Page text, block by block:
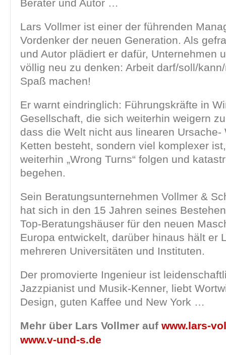
Berater und Autor …
Lars Vollmer ist einer der führenden
Vordenker der neuen Generation. Als
und Autor plädiert er dafür, Unternehmen
völlig neu zu denken: Arbeit darf/soll/
Spaß machen!
Er warnt eindringlich: Führungskräfte in
Gesellschaft, die sich weiterhin weigern
dass die Welt nicht aus linearen Ursache-
Ketten besteht, sondern viel komplexer
weiterhin „Wrong Turns“ folgen und
begehen.
Sein Beratungsunternehmen Vollmer &
hat sich in den 15 Jahren seines
Top-Beratungshäuser für den neuen
Europa entwickelt, darüber hinaus hält er
mehreren Universitäten und Instituten.
Der promovierte Ingenieur ist
Jazzpianist und Musik-Kenner, liebt
Design, guten Kaffee und New York …
Mehr über Lars Vollmer auf www.lars-
www.v-und-s.de